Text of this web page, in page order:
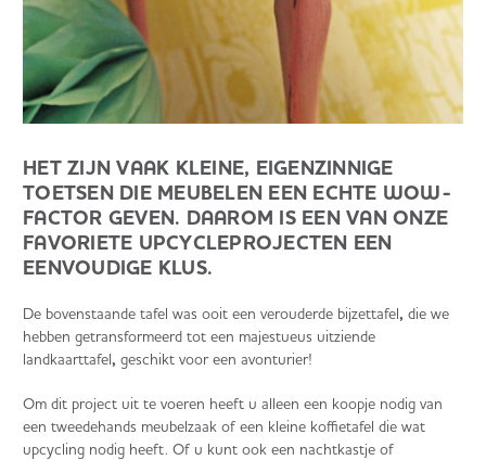
HET ZIJN VAAK KLEINE, EIGENZINNIGE
TOETSEN DIE MEUBELEN EEN ECHTE WOW-
FACTOR GEVEN. DAAROM IS EEN VAN ONZE
FAVORIETE UPCYCLEPROJECTEN EEN
EENVOUDIGE KLUS.
De bovenstaande tafel was ooit een verouderde bijzettafel, die we
hebben getransformeerd tot een majestueus uitziende
landkaarttafel, geschikt voor een avonturier!
Om dit project uit te voeren heeft u alleen een koopje nodig van
een tweedehands meubelzaak of een kleine koffietafel die wat
upcycling nodig heeft. Of u kunt ook een nachtkastje of